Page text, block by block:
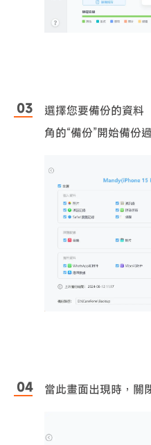
選擇您要備份的資料
角的“備份”開始備份
當此畫面出現時，關